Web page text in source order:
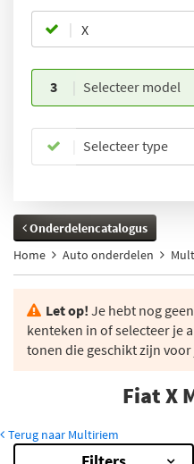
3 Selecteer model
Selecteer type
Onderdelencatalogus
Home
Auto onderdelen
Let op! Je hebt nog
kenteken in of selecteer je
tonen die geschikt zijn
Fiat X
Terug naar Multiriem